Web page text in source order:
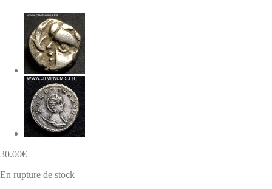
30.00€
En rupture de stock